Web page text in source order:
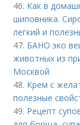
46. Как в
шиповника.
легкий и
47. БАНО эко
животных из
Москвой
48. Крем с
полезные
49. Рецепт